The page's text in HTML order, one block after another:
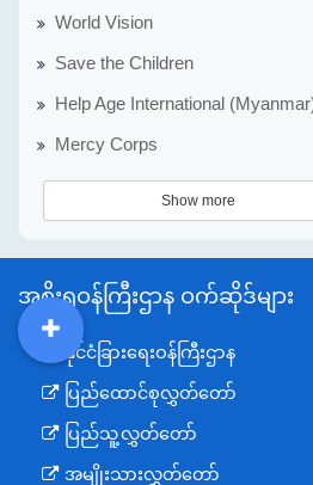
World Vision
Save the Children
Help Age International
Mercy Corps
Show more
အစိုးရဝန်ကြီးဌာန ဝက်ဆိုဒ်များ
နိုင်ငံခြားရေးဝန်ကြီးဌာန
ပြည်ထောင်စုလွှတ်တော်
ပြည်သူ့လွှတ်တော်
အမျိုးသားလွှတ်တော်
DDM